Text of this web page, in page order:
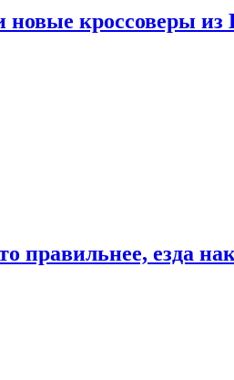
новые кроссоверы из
правильнее, езда